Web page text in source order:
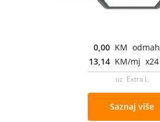
0,00 KM odmah
13,14 KM/mj x24
uz Extra L
Saznaj više